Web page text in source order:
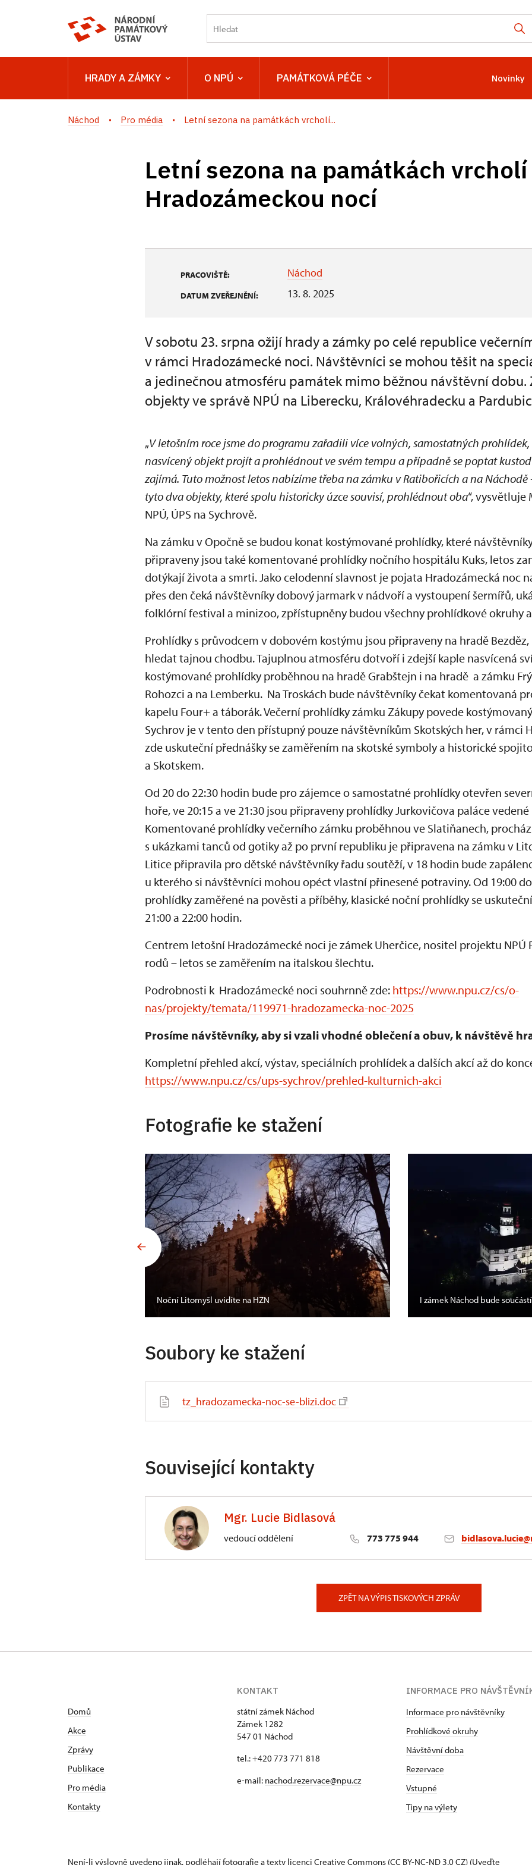
HRADY A ZÁMKY O NPÚ PAMÁTKOVÁ PÉČE Novinky
Náchod Pro média Letní sezona na památkách vrcholí...
Letní sezona na památkách vrcholí
Hradozámeckou nocí
PRACOVIŠTĚ: Náchod
DATUM ZVEŘEJNĚNÍ: 13. 8. 2025
V sobotu 23. srpna ožijí hrady a zámky po celé republice
v rámci Hradozámecké noci. Návštěvníci se mohou těšit na
a jedinečnou atmosféru památek mimo běžnou návštěvní dobu.
objekty ve správě NPÚ na Liberecku, Královéhradecku a
„V letošním roce jsme do programu zařadili více volných, samostatných
nasvícený objekt projít a prohlédnout ve svém tempu a případně se poptat
zajímá. Tuto možnost letos nabízíme třeba na zámku v Ratibořicích a na
tyto dva objekty, které spolu historicky úzce souvisí, prohlédnout oba“, vysvětluje
NPÚ, ÚPS na Sychrově.
Na zámku v Opočně se budou konat kostýmované prohlídky, které
připraveny jsou také komentované prohlídky nočního hospitálu Kuks, letos
dotýkají života a smrti. Jako celodenní slavnost je pojata Hradozámecká noc
přes den čeká návštěvníky dobový jarmark v nádvoří a vystoupení šermířů,
folklórní festival a minizoo, zpřístupněny budou všechny prohlídkové okruhy
Prohlídky s průvodcem v dobovém kostýmu jsou připraveny na hradě
hledat tajnou chodbu. Tajuplnou atmosféru dotvoří i zdejší kaple nasvícená
kostýmované prohlídky proběhnou na hradě Grabštejn i na hradě a zámku
Rohozci a na Lemberku. Na Troskách bude návštěvníky čekat komentovaná
kapelu Four+ a táborák. Večerní prohlídky zámku Zákupy povede
Sychrov je v tento den přístupný pouze návštěvníkům Skotských her, v rámci
zde uskuteční přednášky se zaměřením na skotské symboly a historické
a Skotskem.
Od 20 do 22:30 hodin bude pro zájemce o samostatné prohlídky otevřen
hoře, ve 20:15 a ve 21:30 jsou připraveny prohlídky Jurkovičova paláce
Komentované prohlídky večerního zámku proběhnou ve Slatiňanech,
s ukázkami tanců od gotiky až po první republiku je připravena na zámku v
Litice připravila pro dětské návštěvníky řadu soutěží, v 18 hodin bude
u kterého si návštěvníci mohou opéct vlastní přinesené potraviny. Od 19:00
prohlídky zaměřené na pověsti a příběhy, klasické noční prohlídky se
21:00 a 22:00 hodin.
Centrem letošní Hradozámecké noci je zámek Uherčice, nositel projektu NPÚ
rodů – letos se zaměřením na italskou šlechtu.
Podrobnosti k Hradozámecké noci souhrnně zde: https://www.npu.cz/cs/o-
nas/projekty/temata/119971-hradozamecka-noc-2025
Prosíme návštěvníky, aby si vzali vhodné oblečení a obuv, k návštěvě
Kompletní přehled akcí, výstav, speciálních prohlídek a dalších akcí až do
https://www.npu.cz/cs/ups-sychrov/prehled-kulturnich-akci
Fotografie ke stažení
Noční Litomyšl uvidíte na HZN I zámek Náchod bude
Soubory ke stažení
tz_hradozamecka-noc-se-blizi.doc
Související kontakty
Mgr. Lucie Bidlasová
vedoucí oddělení 773 775 944
ZPĚT NA VÝPIS TISKOVÝCH ZPRÁV
Domů
Akce
Zprávy
Publikace
Pro média
Kontakty
KONTAKT
státní zámek Náchod
Zámek 1282
547 01 Náchod
tel.: +420 773 771 818
e-mail: nachod.rezervace@npu.cz
INFORMACE PRO
Informace pro návštěvníky
Prohlídkové okruhy
Návštěvní doba
Rezervace
Vstupné
Tipy na výlety
Není-li výslovně uvedeno jinak, podléhají fotografie a texty licenci Creative Commons (CC BY-NC-ND 3.0 CZ) (Uveďte